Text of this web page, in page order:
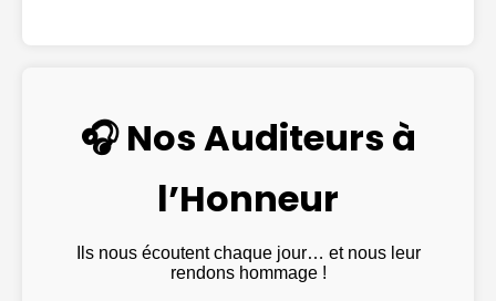
🎧 Nos Auditeurs à
l’Honneur
Ils nous écoutent chaque jour… et nous leur
rendons hommage !